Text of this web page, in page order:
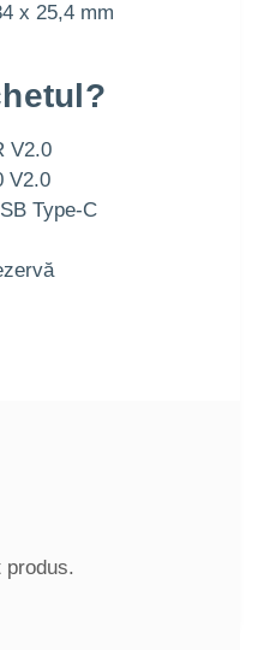
x 25,4 mm
V2.0
V2.0
Type-C
produs.